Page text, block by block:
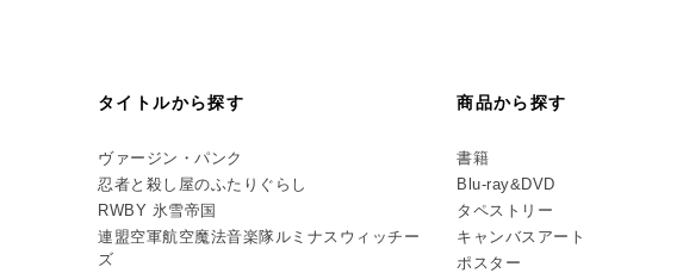
タイトルから探す
ヴァージン・パンク
忍者と殺し屋のふたりぐらし
RWBY 氷雪帝国
連盟空軍航空魔法音楽隊ルミナスウィッチー
ズ
商品から探す
書籍
Blu-ray&DVD
タペストリー
キャンバスアート
ポスター